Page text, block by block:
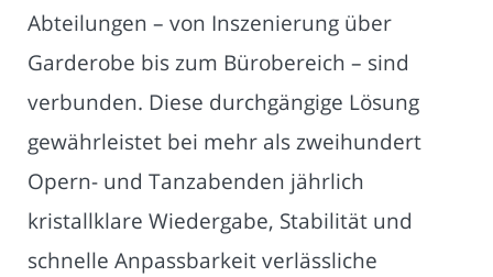
Abteilungen – von Inszenierung über
Garderobe bis zum Bürobereich – sind
verbunden. Diese durchgängige Lösung
gewährleistet bei mehr als zweihundert
Opern- und Tanzabenden jährlich
kristallklare Wiedergabe, Stabilität und
schnelle Anpassbarkeit verlässliche